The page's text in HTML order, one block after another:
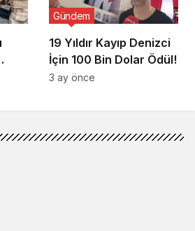
19 Yıldır Kayıp Denizci
İçin 100 Bin Dolar Ödül!
Gündem
3 ay önce